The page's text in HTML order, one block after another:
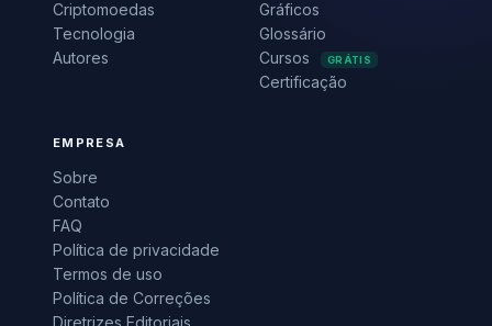
Criptomoedas
Tecnologia
Autores
Gráficos
Glossário
Cursos
GRÁTIS
Certificação
EMPRESA
Sobre
Contato
FAQ
Política de privacidade
Termos de uso
Política de Correções
Diretrizes Editoriais